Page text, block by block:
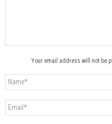
Your email address will not be